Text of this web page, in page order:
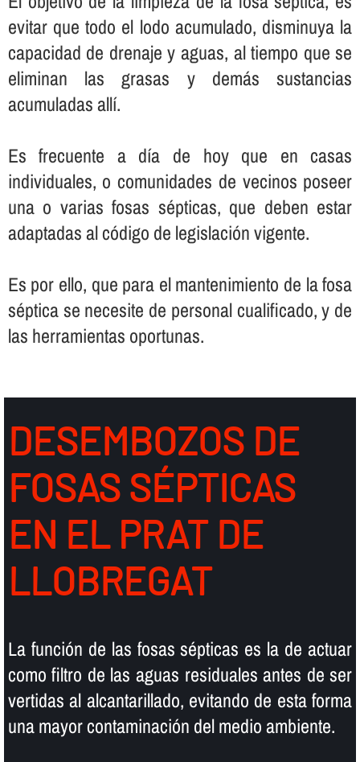
evitar que todo el lodo acumulado, disminuya la
capacidad de drenaje y aguas, al tiempo que se
eliminan las grasas y demás sustancias
acumuladas allí­.
Es frecuente a dí­a de hoy que en casas
individuales, o comunidades de vecinos poseer
una o varias fosas sépticas, que deben estar
adaptadas al código de legislación vigente.
Es por ello, que para el mantenimiento de la fosa
séptica se necesite de personal cualificado, y de
las herramientas oportunas.
DESEMBOZOS DE
FOSAS SÉPTICAS
EN EL PRAT DE
LLOBREGAT
La función de las fosas sépticas es la de actuar
como filtro de las aguas residuales antes de ser
vertidas al alcantarillado, evitando de esta forma
una mayor contaminación del medio ambiente.